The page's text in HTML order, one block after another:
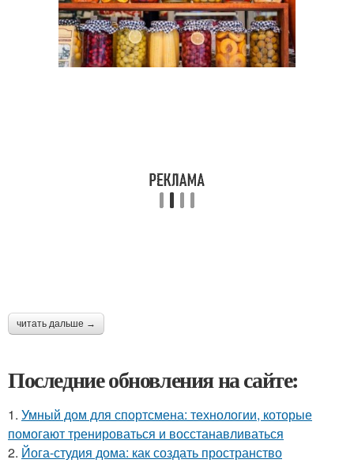
читать дальше →
Последние обновления на сайте:
1. Умный дом для спортсмена: технологии, которые
помогают тренироваться и восстанавливаться
2. Йога-студия дома: как создать пространство